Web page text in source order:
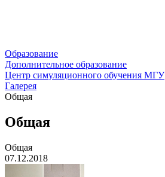
Образование
Дополнительное образование
Центр симуляционного обучения МГУ
Галерея
Общая
Общая
Общая
07.12.2018